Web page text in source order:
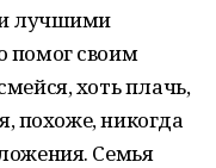
лучшими
помог своим
хоть плачь,
похоже, никогда
Семья